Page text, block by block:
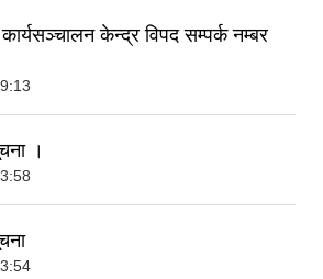
केन्द्र विपद सम्पर्क नम्बर
।